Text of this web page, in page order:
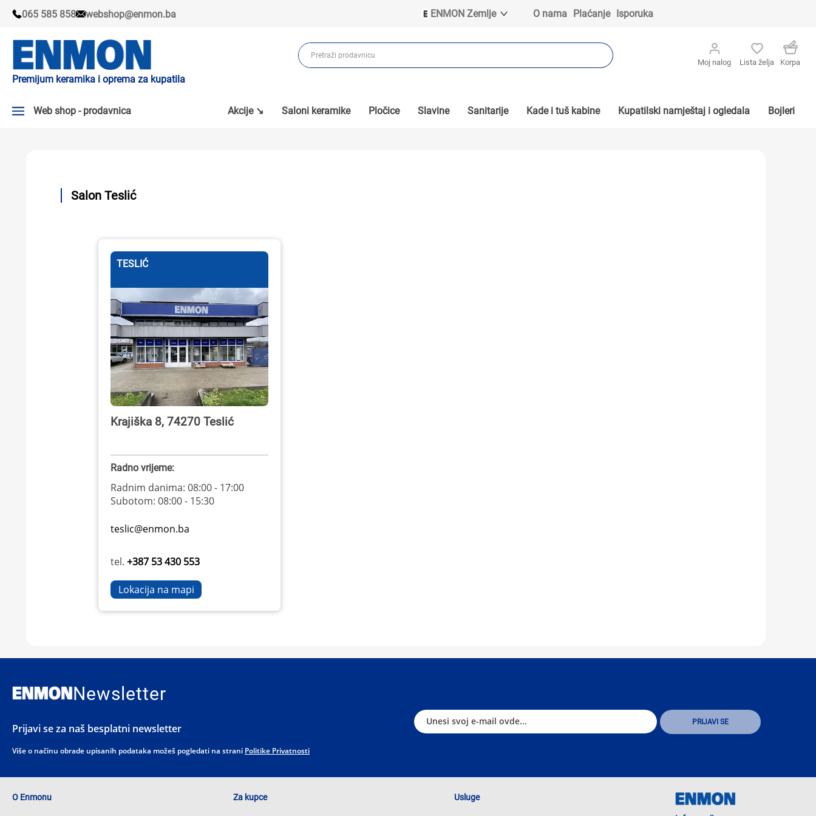
065 585 858 webshop@enmon.ba
ENMON Zemlje
ENMON BIH
ENMON MKD
O nama Plaćanje Isporuka
Premijum keramika i oprema za kupatila
Moj nalog Lista želja Korpa
Web shop - prodavnica
SLAVINE
KUPATILSKI NAMJEŠTAJ I OGLEDALA
LAJSNE ZA PLOČICE
MATERIJALI ZA KERAMIČARSKE RADOVE
ALATI ZA KERAMIKU
Akcije ↘ Saloni keramike Pločice Slavine Sanitarije Kade i tuš kabine Kupatilski namještaj i ogledala Bojleri
Salon Teslić
TESLIĆ
Krajiška 8, 74270 Teslić
Radno vrijeme:
Radnim danima: 08:00 - 17:00
Subotom: 08:00 - 15:30
teslic@enmon.ba
tel. +387 53 430 553
Lokacija na mapi
Newsletter
Prijavi se za naš besplatni newsletter
Više o načinu obrade upisanih podataka možeš pogledati na strani Politike Privatnosti
O Enmonu Za kupce Usluge